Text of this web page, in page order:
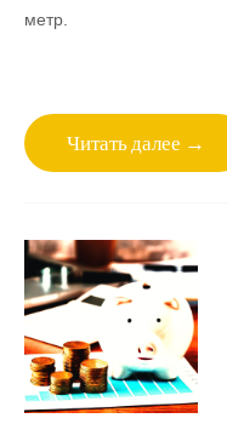
метр.
Читать далее →